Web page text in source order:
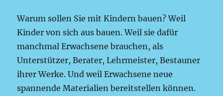
Warum sollen Sie mit Kindern bauen? Weil
Kinder von sich aus bauen. Weil sie dafür
manchmal Erwachsene brauchen, als
Unterstützer, Berater, Lehrmeister, Bestauner
ihrer Werke. Und weil Erwachsene neue
spannende Materialien bereitstellen können.